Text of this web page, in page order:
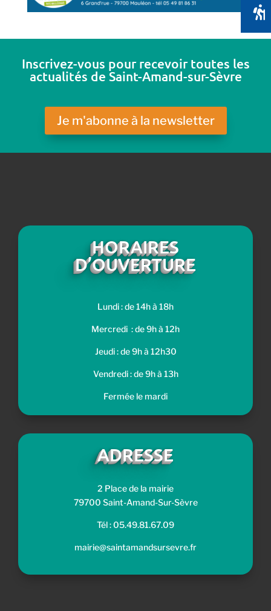
Inscrivez-vous pour recevoir toutes les
actualités de Saint-Amand-sur-Sèvre
Je m'abonne à la newsletter
HORAIRES
D’OUVERTURE
Lundi : de 14h à 18h
Mercredi : de 9h à 12h
Jeudi : de 9h à 12h30
Vendredi : de 9h à 13h
Fermée le mardi
ADRESSE
2 Place de la mairie
79700 Saint-Amand-Sur-Sèvre
Tél : 05.49.81.67.09
mairie@saintamandsursevre.fr